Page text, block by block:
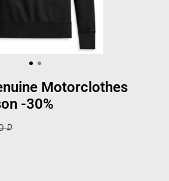
Motorclothes
-30%
₽